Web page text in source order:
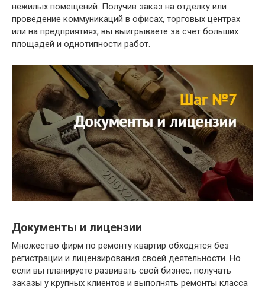
нежилых помещений. Получив заказ на отделку или
проведение коммуникаций в офисах, торговых центрах
или на предприятиях, вы выигрываете за счет больших
площадей и однотипности работ.
Документы и лицензии
Множество фирм по ремонту квартир обходятся без
регистрации и лицензирования своей деятельности. Но
если вы планируете развивать свой бизнес, получать
заказы у крупных клиентов и выполнять ремонты класса